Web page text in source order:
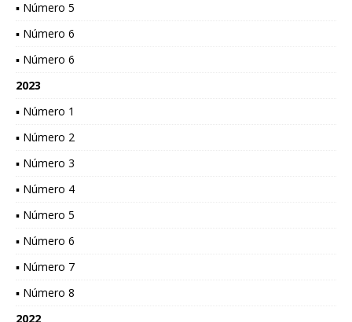
▪ Número 5
▪ Número 6
▪ Número 6
2023
▪ Número 1
▪ Número 2
▪ Número 3
▪ Número 4
▪ Número 5
▪ Número 6
▪ Número 7
▪ Número 8
2022